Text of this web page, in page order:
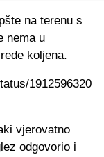
na terenu s
nema u
koljena.
1912596320
vjerovatno
odgovorio i